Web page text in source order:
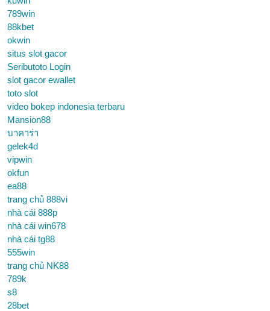
789win
88kbet
okwin
situs slot gacor
Seributoto Login
slot gacor ewallet
toto slot
video bokep indonesia terbaru
Mansion88
บาคาร่า
gelek4d
vipwin
okfun
ea88
trang chủ 888vi
nhà cái 888p
nhà cái win678
nhà cái tg88
555win
trang chủ NK88
789k
s8
28bet